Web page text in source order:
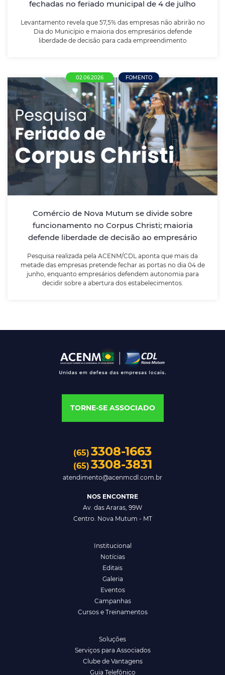
fechadas no feriado municipal de 4 de julho
Levantamento revela que 57,5% das empresas não abrirão no
Dia do Município e maioria dos empresários defende
liberdade de decisão para cada empreendimento
02.06.2026 FOMENTO
Comércio de Nova Mutum se divide sobre
funcionamento no Corpus Christi; maioria
defende liberdade de decisão ao empresário
Pesquisa realizada pela ACENM/CDL aponta que mais da
metade das empresas pretende fechar as portas no dia 04 de
junho, enquanto empresários defendem autonomia para
decidir sobre a abertura dos estabelecimentos.
Comércio de Nova Mutum se divide sobre
funcionamento no Corpus Christi; maioria
defende liberdade de decisão ao
empresário
Pesquisa realizada pela ACENM/CDL aponta que mais
autonomia para decidir sobre a abertura dos
estabelecimentos.
LEIA MAIS
TORNE-SE ASSOCIADO
(65) 3308-1663
(65) 3308-3831
atendimento@acenmcdl.com.br
NOS ENCONTRE
Av. das Araras, 99W
Centro. Nova Mutum - MT
Institucional
Notícias
Editais
Galeria
Eventos
Campanhas
Cursos e Treinamentos
Soluções
Serviços para Associados
Clube de Vantagens
Guia Telefônico